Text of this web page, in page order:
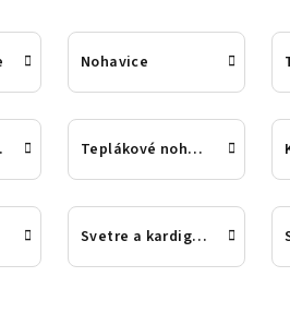
Nohavice
Teplákové nohavice
Svetre a kardigany